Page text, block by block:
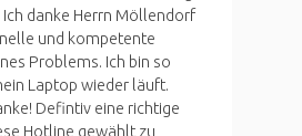
Ich danke Herrn Möllendorf
und kompetente
Problems. Ich bin so
Laptop wieder läuft.
Defintiv eine richtige
Hotline gewählt zu